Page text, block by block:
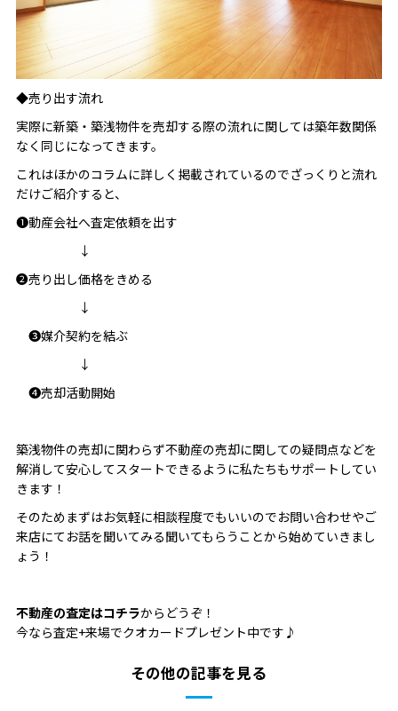
◆売り出す流れ
実際に新築・築浅物件を売却する際の流れに関しては築年数関係
なく同じになってきます。
これはほかのコラムに詳しく掲載されているのでざっくりと流れ
だけご紹介すると、
❶動産会社へ査定依頼を出す
↓
❷売り出し価格をきめる
↓
❸媒介契約を結ぶ
↓
❹売却活動開始
築浅物件の売却に関わらず不動産の売却に関しての疑問点などを
解消して安心してスタートできるように私たちもサポートしてい
きます！
そのためまずはお気軽に相談程度でもいいのでお問い合わせやご
来店にてお話を聞いてみる聞いてもらうことから始めていきまし
ょう！
不動産の査定はコチラからどうぞ！
今なら査定+来場でクオカードプレゼント中です♪
その他の記事を見る